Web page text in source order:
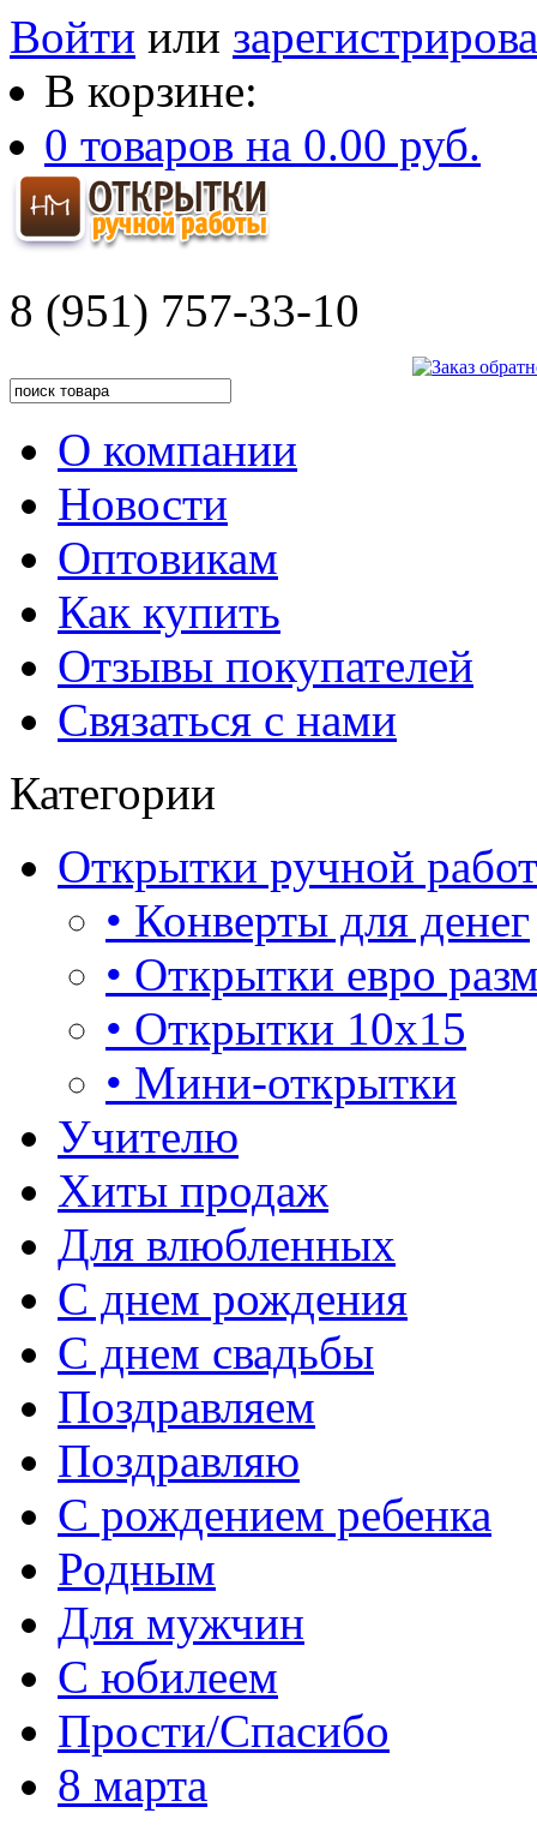
Войти или
В корзине:
0 товаров на 0.00 руб.
8 (951) 757-33-10
О компании
Новости
Оптовикам
Как купить
Отзывы покупателей
Связаться с нами
Категории
Открытки ручной
• Конверты для денег
• Открытки евро
• Открытки 10х15
• Мини-открытки
Учителю
Хиты продаж
Для влюбленных
С днем рождения
С днем свадьбы
Поздравляем
Поздравляю
С рождением ребенка
Родным
Для мужчин
С юбилеем
Прости/Спасибо
8 марта